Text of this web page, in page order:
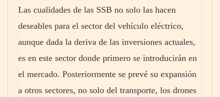
Las cualidades de las SSB no solo las hacen
deseables para el sector del vehículo eléctrico,
aunque dada la deriva de las inversiones actuales,
es en este sector donde primero se introducirán en
el mercado. Posteriormente se prevé su expansión
a otros sectores, no solo del transporte, los drones